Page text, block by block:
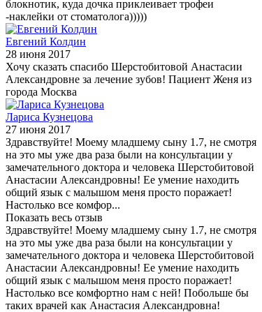
блокнотик, куда дочка приклеивает трофеи
-наклейки от стоматолога)))))
Евгений Колдин
28 июня 2017
Хочу сказать спасибо Шерстобитовой Анастасии
Александровне за лечение зубов! Пациент Женя из
города Москва
Лариса Кузнецова
27 июня 2017
Здравствуйте! Моему младшему сыну 1.7, не смотря
на это мы уже два раза были на консультации у
замечательного доктора и человека Шерстобитовой
Анастасии Александровны! Ее умение находить
общий язык с малышом меня просто поражает!
Настолько все комфор...
Показать весь отзыв
Здравствуйте! Моему младшему сыну 1.7, не смотря
на это мы уже два раза были на консультации у
замечательного доктора и человека Шерстобитовой
Анастасии Александровны! Ее умение находить
общий язык с малышом меня просто поражает!
Настолько все комфортно нам с ней! Побольше бы
таких врачей как Анастасия Александровна!